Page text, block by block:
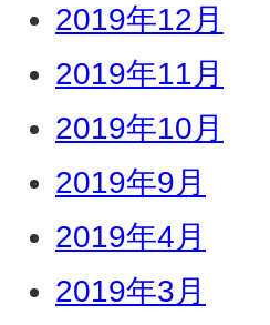
2019年12月
2019年11月
2019年10月
2019年9月
2019年4月
2019年3月